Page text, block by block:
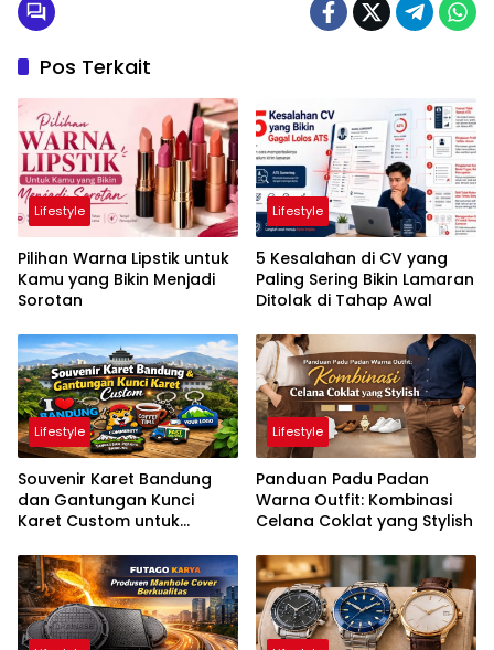
Pos Terkait
Lifestyle
Pilihan Warna Lipstik untuk
Kamu yang Bikin Menjadi
Sorotan
Lifestyle
5 Kesalahan di CV yang
Paling Sering Bikin Lamaran
Ditolak di Tahap Awal
Lifestyle
Souvenir Karet Bandung
dan Gantungan Kunci
Karet Custom untuk
Lifestyle
Panduan Padu Padan
Warna Outfit: Kombinasi
Celana Coklat yang Stylish